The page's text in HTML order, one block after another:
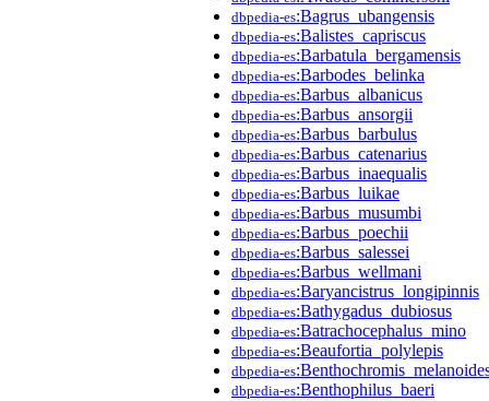
dbpedia-es:Bagrus_ubangensis
dbpedia-es:Balistes_capriscus
dbpedia-es:Barbatula_bergamensis
dbpedia-es:Barbodes_belinka
dbpedia-es:Barbus_albanicus
dbpedia-es:Barbus_ansorgii
dbpedia-es:Barbus_barbulus
dbpedia-es:Barbus_catenarius
dbpedia-es:Barbus_inaequalis
dbpedia-es:Barbus_luikae
dbpedia-es:Barbus_musumbi
dbpedia-es:Barbus_poechii
dbpedia-es:Barbus_salessei
dbpedia-es:Barbus_wellmani
dbpedia-es:Baryancistrus_longipinnis
dbpedia-es:Bathygadus_dubiosus
dbpedia-es:Batrachocephalus_mino
dbpedia-es:Beaufortia_polylepis
dbpedia-es
dbpedia-es:Benthophilus_baeri